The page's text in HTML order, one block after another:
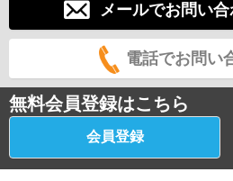
メールでお問い
電話でお問い
無料会員登録はこちら
会員登録